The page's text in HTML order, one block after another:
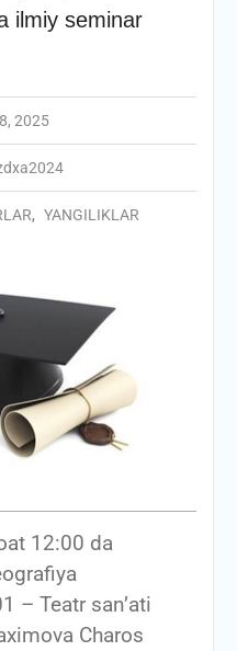
ilmiy seminar
2025
, YANGILIKLAR
12:00 da
– Teatr san’ati
Charos